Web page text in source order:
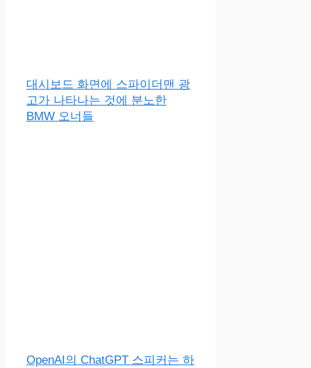
대시보드 화면에 스파이더맨 광
고가 나타나는 것에 분노한
BMW 오너들
OpenAI의 ChatGPT 스피커는 하